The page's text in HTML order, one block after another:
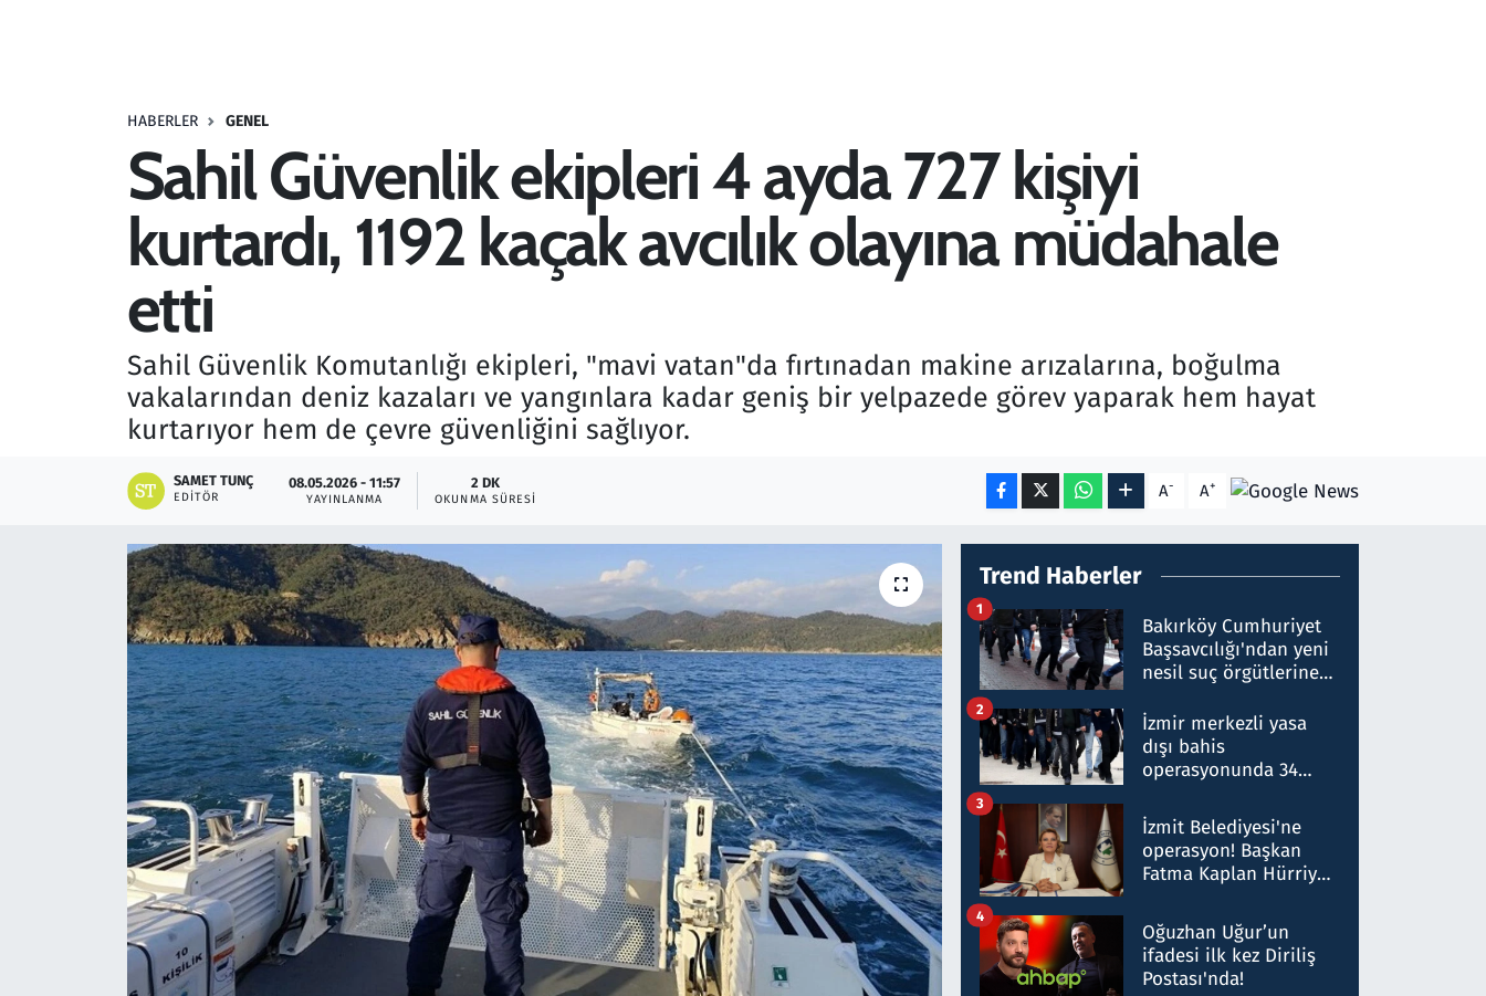
HABERLER GENEL
Sahil Güvenlik ekipleri 4 ayda 727 kişiyi
kurtardı, 1192 kaçak avcılık olayına müdahale
etti
Sahil Güvenlik Komutanlığı ekipleri, "mavi vatan"da fırtınadan makine arızalarına, boğulma
vakalarından deniz kazaları ve yangınlara kadar geniş bir yelpazede görev yaparak hem hayat
kurtarıyor hem de çevre güvenliğini sağlıyor.
SAMET TUNÇ
EDITÖR
08.05.2026 - 11:57
YAYINLANMA
2 DK
OKUNMA SÜRESI A- A+
Trend Haberler
Bakırköy Cumhuriyet
Başsavcılığı'ndan yeni
nesil suç örgütlerine
hakkında gözaltı kararı
1
İzmir merkezli yasa
dışı bahis
operasyonunda 34
Milyar liralık para
trafiği tespit edildi
2
İzmit Belediyesi'ne
operasyon! Başkan
Fatma Kaplan Hürriyet
3
Oğuzhan Uğur’un
ifadesi ilk kez Diriliş
Postası'nda!
4
Savunma Sanayi
Teknoloji ve Bilim
Televizyon